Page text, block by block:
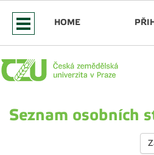
HOME
Seznam osobních